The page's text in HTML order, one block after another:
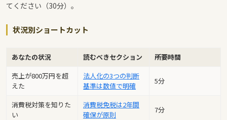
てください（30分）。
状況別ショートカット
あなたの状況 読むべきセクション
所要時間
売上が800万円を超
えた
法人化の3つの判断
基準は数値で明確
5分
消費税対策を知りた
い
消費税免税は2年間
確保が原則
7分